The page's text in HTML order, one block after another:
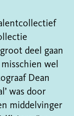
deel gaan
wel
Dean
was door
middelvinger